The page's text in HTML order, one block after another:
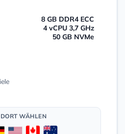
8 GB DDR4 ECC
4 vCPU 3,7 GHz
50 GB NVMe
WÄHLEN